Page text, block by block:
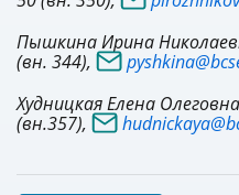
Пышкина Ирина
(вн. 344),
Худницкая Елена
(вн.357),